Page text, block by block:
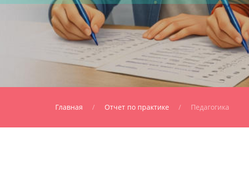
Главная Отчет по практике Педагогика